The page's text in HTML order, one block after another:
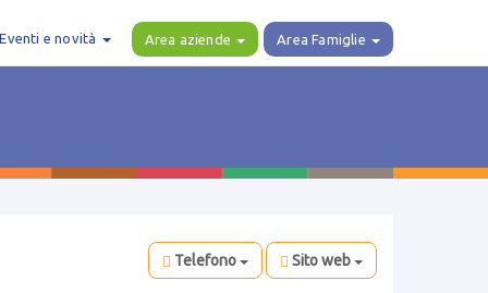
Eventi e novità Area aziende Area Famiglie
Telefono Sito web